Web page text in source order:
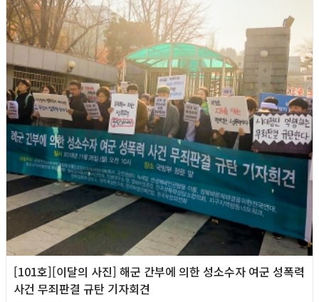
[101호][이달의 사진] 해군 간부에 의한 성소수자 여군 성폭력
사건 무죄판결 규탄 기자회견